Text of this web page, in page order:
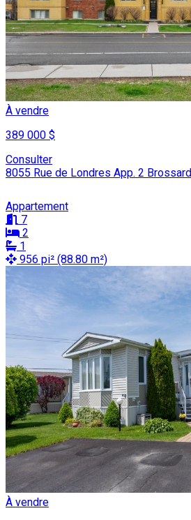
À vendre
389 000 $
Consulter
8055 Rue de Londres App. 2 Brossard
Appartement
7
2
1
956 pi² (88.80 m²)
À vendre